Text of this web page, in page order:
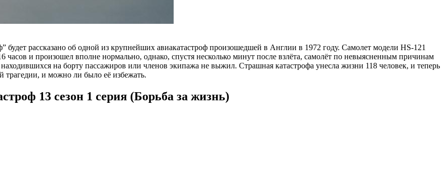
будет рассказано об одной из крупнейших авиакатастроф произошедшей в Англии в 1972 году. Самолет модели HS-121
часов и произошел вполне нормально, однако, спустя несколько минут после взлёта, самолёт по невыясненным причинам
на борту пассажиров или членов экипажа не выжил. Страшная катастрофа унесла жизни 118 человек, и теперь
трагедии, и можно ли было её избежать.
13 сезон 1 серия (Борьба за жизнь)